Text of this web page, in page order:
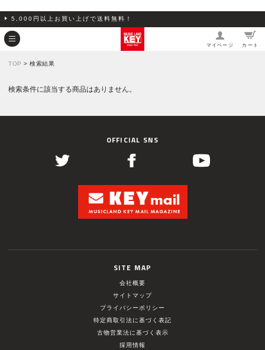
5,000円以上お買い上げで送料無料！
マイページ カート
TOP > 検索結果
検索条件に該当する商品はありません。
OFFICIAL SNS
SITE MAP
会社概要
サイトマップ
プライバシーポリシー
特定商取引法に基づく表記
古物営業法に基づく表示
採用情報